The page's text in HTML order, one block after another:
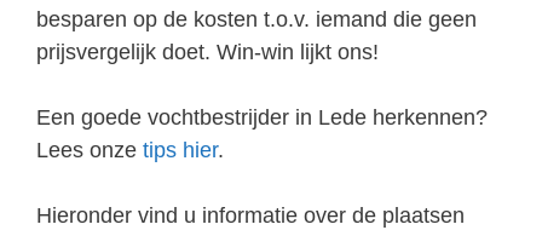
besparen op de kosten t.o.v. iemand die geen
prijsvergelijk doet. Win-win lijkt ons!
Een goede vochtbestrijder in Lede herkennen?
Lees onze tips hier.
Hieronder vind u informatie over de plaatsen